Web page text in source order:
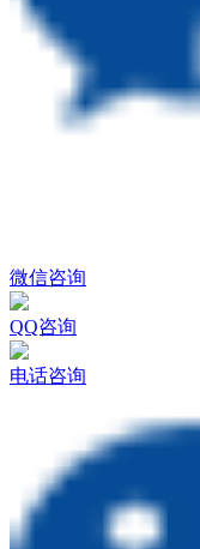
微信咨询
QQ咨询
电话咨询